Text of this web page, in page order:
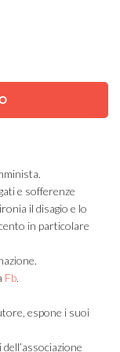
e sofferenze
il disagio e lo
in particolare
Fb.
espone i suoi